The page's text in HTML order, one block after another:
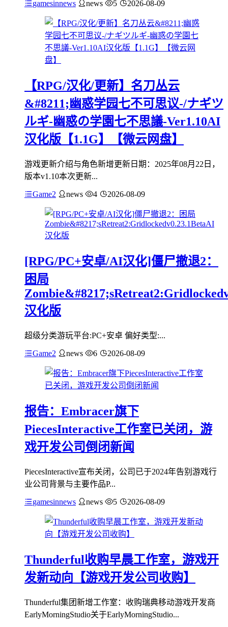
gamesinnews news 5 2026-08-09
【RPG/汉化/更新】名刀丛云
&#8211;幽惑学园七不可思议-/ナギツ
ルギ-幽惑の学園七不思議-Ver1.10AI
汉化版【1.1G】【微云网盘】
游戏更新介绍与角色新增更新日期：2025年08月22日，
版本v1.10本次更新...
Game2 news 4 2026-08-09
[RPG/PC+安卓/AI汉化]僵尸撤退2：
困局
汉化版
超级分类游玩平台:PC+安卓 偏好类型:...
Game2 news 6 2026-08-09
报告：Embracer旗下
PiecesInteractive工作室已关闭，游
戏开发公司倒闭新闻
PiecesInteractive宣布关闭，公司已于2024年告别游戏行
业公司背景与主要作品P...
gamesinnews news 5 2026-08-09
Thunderful收购早晨工作室，游戏开
发新动向【游戏开发公司收购】
Thunderful集团新增工作室：收购瑞典移动游戏开发商
EarlyMorningStudio关于EarlyMorningStudio...